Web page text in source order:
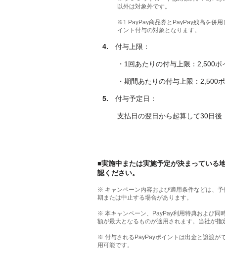
以外は対象外です。
※1 PayPay商品券とPayPay残高を併用
イント付与の対象となります。
4. 付与上限：
・1回あたりの付与上限：2,500ポ
・期間あたりの付与上限：2,500
5. 付与予定日：
支払日の翌日から起算して30日後
■実施中または実施予定が決まっている
認ください。
※ キャンペーン内容および適用条件などは、
期または中止する場合があります。
※ 本キャンペーン、PayPay利用特典および同
額が最大となるものが適用されます。当社が指
※ 付与されるPayPayポイントは出金と譲渡が
用可能です。